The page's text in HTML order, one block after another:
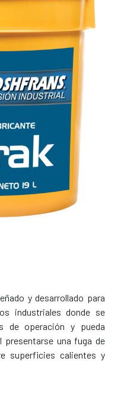
y desarrollado para
industriales donde se
de operación y pueda
una fuga de
superficies calientes y